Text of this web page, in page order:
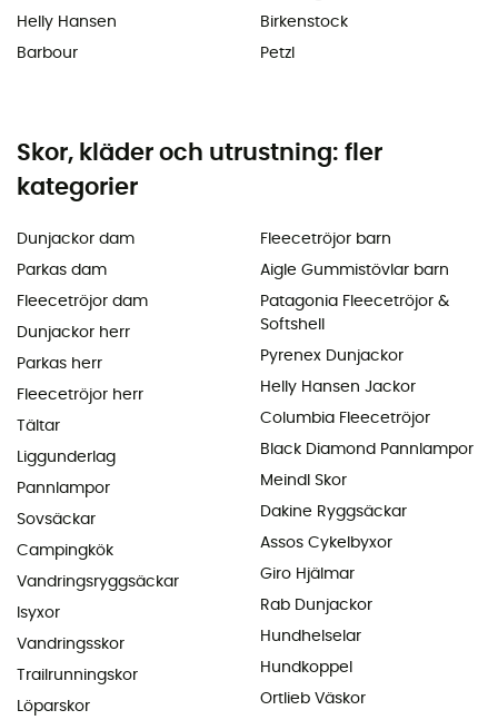
Helly Hansen
Barbour
Birkenstock
Petzl
Skor, kläder och utrustning: fler
kategorier
Dunjackor dam
Parkas dam
Fleecetröjor dam
Dunjackor herr
Parkas herr
Fleecetröjor herr
Tältar
Liggunderlag
Pannlampor
Sovsäckar
Campingkök
Vandringsryggsäckar
Isyxor
Vandringsskor
Trailrunningskor
Löparskor
Fleecetröjor barn
Aigle Gummistövlar barn
Patagonia Fleecetröjor &
Softshell
Pyrenex Dunjackor
Helly Hansen Jackor
Columbia Fleecetröjor
Black Diamond Pannlampor
Meindl Skor
Dakine Ryggsäckar
Assos Cykelbyxor
Giro Hjälmar
Rab Dunjackor
Hundhelselar
Hundkoppel
Ortlieb Väskor